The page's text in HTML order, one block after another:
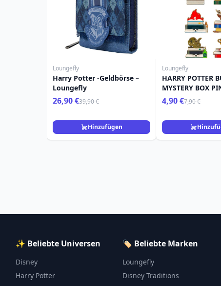
Loungefly
Harry Potter -Geldbörse –
Loungefly
26,90 €39,90 €
Hinzufügen
Loungefly
HARRY POTTER
MYSTERY BOX
POTTER
4,90 €7,90 €
✨ Beliebte Universen
Disney
Harry Potter
🏷️ Beliebte Marken
Loungefly
Disney Traditions